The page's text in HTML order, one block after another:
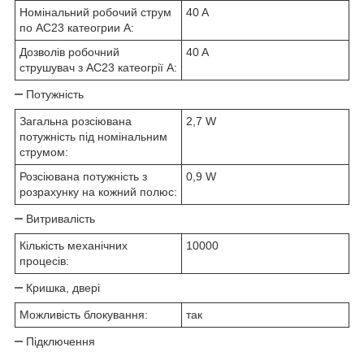
Номінальний робочий струм
по АС23 катеогрии А:
40 A
Дозволів робочний
струшувач з АС23 катеогрії А:
40 A
Потужність
Загальна розсіювана
потужність під номінальним
струмом:
2,7 W
Розсіювана потужність з
розрахунку на кожний полюс:
0,9 W
Витривалість
Кількість механічних
процесів:
10000
Кришка, двері
Можливість блокування: так
Підключення